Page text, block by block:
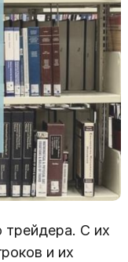
трейдера. С их
и их